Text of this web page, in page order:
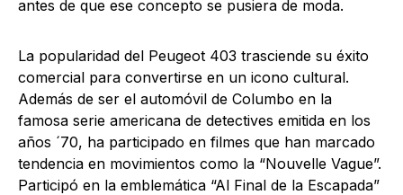
antes de que ese concepto se pusiera de moda.
La popularidad del Peugeot 403 trasciende su éxito
comercial para convertirse en un icono cultural.
Además de ser el automóvil de Columbo en la
famosa serie americana de detectives emitida en los
años ´70, ha participado en filmes que han marcado
tendencia en movimientos como la “Nouvelle Vague”.
Participó en la emblemática “Al Final de la Escapada”